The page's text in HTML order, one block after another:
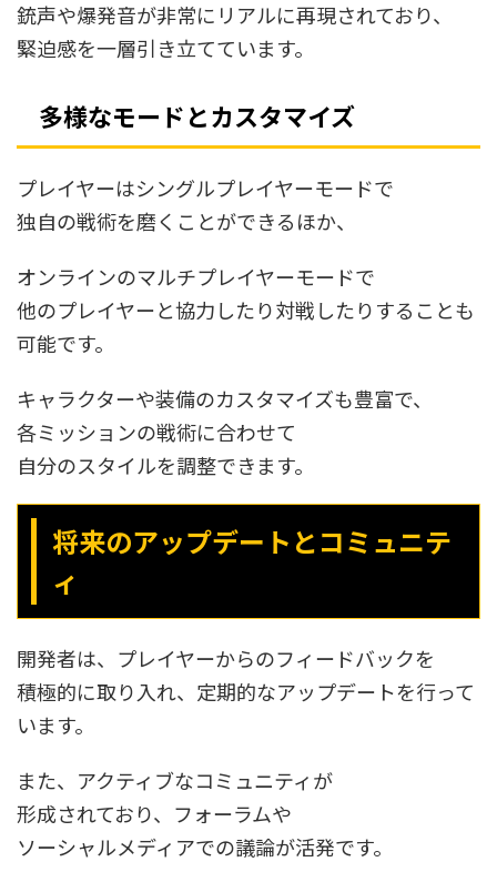
銃声や爆発音が非常にリアルに再現されており、
緊迫感を一層引き立てています。
多様なモードとカスタマイズ
プレイヤーはシングルプレイヤーモードで
独自の戦術を磨くことができるほか、
オンラインのマルチプレイヤーモードで
他のプレイヤーと協力したり対戦したりすることも
可能です。
キャラクターや装備のカスタマイズも豊富で、
各ミッションの戦術に合わせて
自分のスタイルを調整できます。
将来のアップデートとコミュニテ
ィ
開発者は、プレイヤーからのフィードバックを
積極的に取り入れ、定期的なアップデートを行って
います。
また、アクティブなコミュニティが
形成されており、フォーラムや
ソーシャルメディアでの議論が活発です。